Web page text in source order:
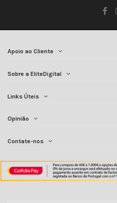
Apoio ao Cliente
Sobre a EliteDigital
Links Úteis
Opinião
Contate-nos